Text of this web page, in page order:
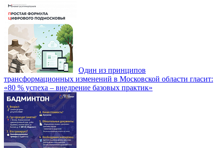
Один из принципов
трансформационных изменений в Московской области гласит:
«80 % успеха – внедрение базовых практик»